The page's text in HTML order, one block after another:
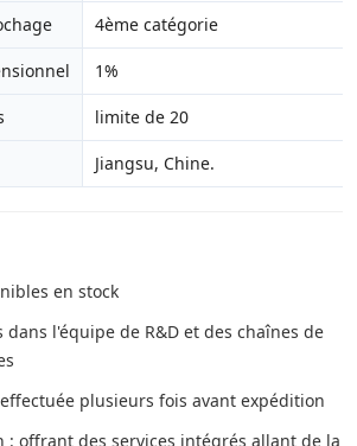
4ème catégorie
1%
limite de 20
Jiangsu, Chine.
en stock
dans l'équipe de R&D et des chaînes de
plusieurs fois avant expédition
: offrant des services intégrés allant de la